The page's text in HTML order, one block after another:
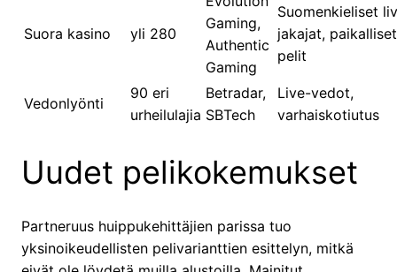
Suora kasino yli 280
Gaming,
Authentic
Gaming
Suomenkieliset
jakajat, paikalliset
pelit
Vedonlyönti
90 eri
urheilulajia
Betradar,
SBTech
Live-vedot,
varhaiskotiutus
Uudet pelikokemukset
Partneruus huippukehittäjien parissa tuo
yksinoikeudellisten pelivarianttien esittelyn, mitkä